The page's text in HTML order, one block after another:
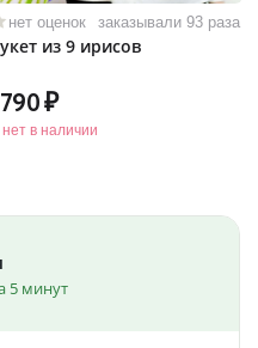
нет оценок заказывали 93 раза
из 9 ирисов
нет в наличии
5 минут